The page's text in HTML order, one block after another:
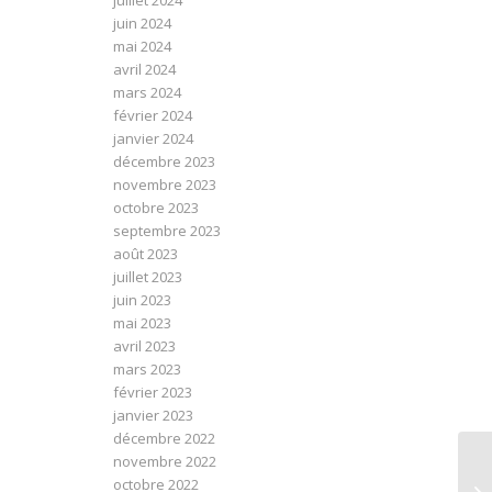
juin 2024
mai 2024
avril 2024
mars 2024
février 2024
janvier 2024
décembre 2023
novembre 2023
octobre 2023
septembre 2023
août 2023
juillet 2023
juin 2023
mai 2023
avril 2023
mars 2023
février 2023
janvier 2023
décembre 2022
novembre 2022
octobre 2022